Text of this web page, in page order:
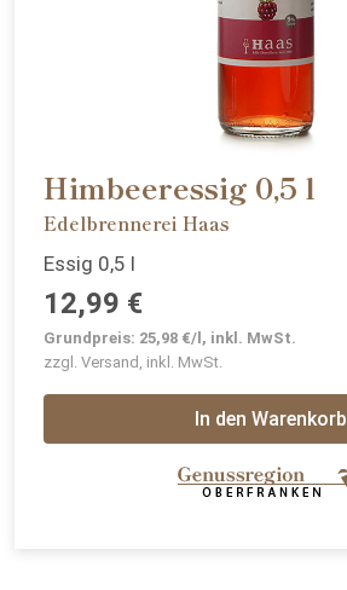
Himbeeressig 0,5 l
Edelbrennerei Haas
Essig 0,5 l
12,99 €
Grundpreis: 25,98 €/l, inkl. MwSt.
zzgl. Versand, inkl. MwSt.
In den Warenkorb